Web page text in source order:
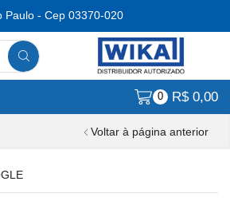
Paulo - Cep 03370-020
0 R$0,00
Voltar à página anterior